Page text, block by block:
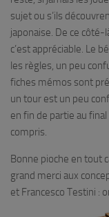
sujet ou s’ils
japonaise. De ce
c’est appréciable. Le
les règles, un peu
fiches mémos sont
un tour est un peu
en fin de partie au
compris.
Bonne pioche en tout
grand merci aux
et Francesco Testini :